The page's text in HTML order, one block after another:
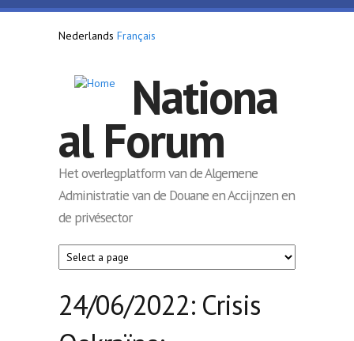
Overslaan en naar de inhoud gaan
Nederlands Français
Nationa
al Forum
Het overlegplatform van de Algemene
Administratie van de Douane en Accijnzen en
de privésector
24/06/2022: Crisis